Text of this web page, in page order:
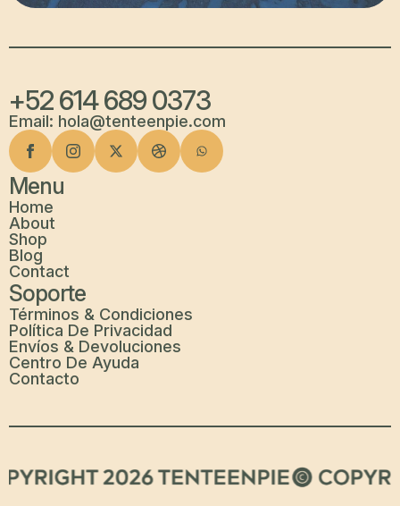
+52 614 689 0373
Email: hola@tenteenpie.com
Menu
Home
About
Shop
Blog
Contact
Soporte
Términos & Condiciones
Política De Privacidad
Envíos & Devoluciones
Centro De Ayuda
Contacto